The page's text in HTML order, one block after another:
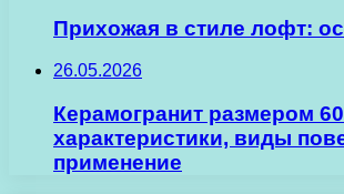
Прихожая в стиле лофт:
26.05.2026
Керамогранит размером
характеристики, виды
применение